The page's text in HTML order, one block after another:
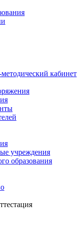
кабинет
учреждения
образования